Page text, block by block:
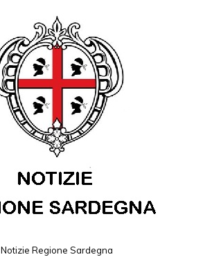
Notizie Regione Sardegna